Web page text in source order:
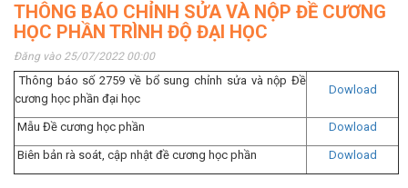
THÔNG BÁO CHỈNH SỬA VÀ NỘP ĐỀ CƯƠNG
HỌC PHẦN TRÌNH ĐỘ ĐẠI HỌC
Đăng vào 25/07/2022 00:00
Thông báo số 2759 về bổ sung chỉnh sửa và nộp Đề
cương học phần đại học
Dowload
Mẫu Đề cương học phần Dowload
Biên bản rà soát, cập nhật đề cương học phần Dowload